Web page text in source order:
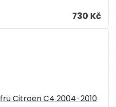
730 Kč